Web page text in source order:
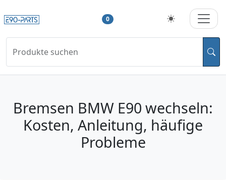
0
Produkte suchen
Bremsen BMW E90 wechseln:
Kosten, Anleitung, häufige
Probleme